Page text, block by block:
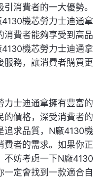
消費者的一大優勢。
機芯勞力士迪通拿
消費者能夠享受到高品
機芯勞力士迪通拿
服務，讓消費者購買更
力士迪通拿擁有豐富的
的價格，深受消費者的
追求品質，N廠4130機
費者的需求。如果你正
不妨考慮一下N廠4130
一定會找到一款適合自